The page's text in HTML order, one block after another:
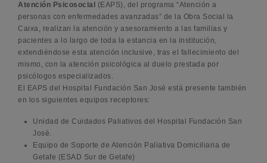
Atención Psicosocial
(EAPS), del programa “Atención a
personas con enfermedades avanzadas” de la Obra Social la
Caixa, realizan la atención y asesoramiento a las familias y
pacientes a lo largo de toda la estancia en la institución,
extendiéndose esta atención inclusive, tras el fallecimiento del
mismo, con la atención psicológica al duelo prestada por
psicólogos especializados.
El EAPS del Hospital Fundación San José está presente también
en los siguientes equipos receptores:
Unidad de Cuidados Paliativos del Hospital Fundación San
José.
Equipo de Soporte de Atención Paliativa Domiciliaria de
Getafe (ESAD Sur de Getafe)